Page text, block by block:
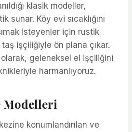
klasik modeller,
sunar. Köy evi sıcaklığını
isteyenler için rustik
işçiliğiyle ön plana çıkar.
olarak, geleneksel el işçiliğini
harmanlıyoruz.
Modelleri
konumlandırılan ve